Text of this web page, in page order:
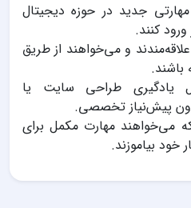
جدید در حوزه دیجیتال
کنند.
و می‌خواهند از طریق
باشند.
یادگیری طراحی سایت یا
پیش‌نیاز تخصصی.
می‌خواهند مهارت مکمل برای
خود بیاموزند.